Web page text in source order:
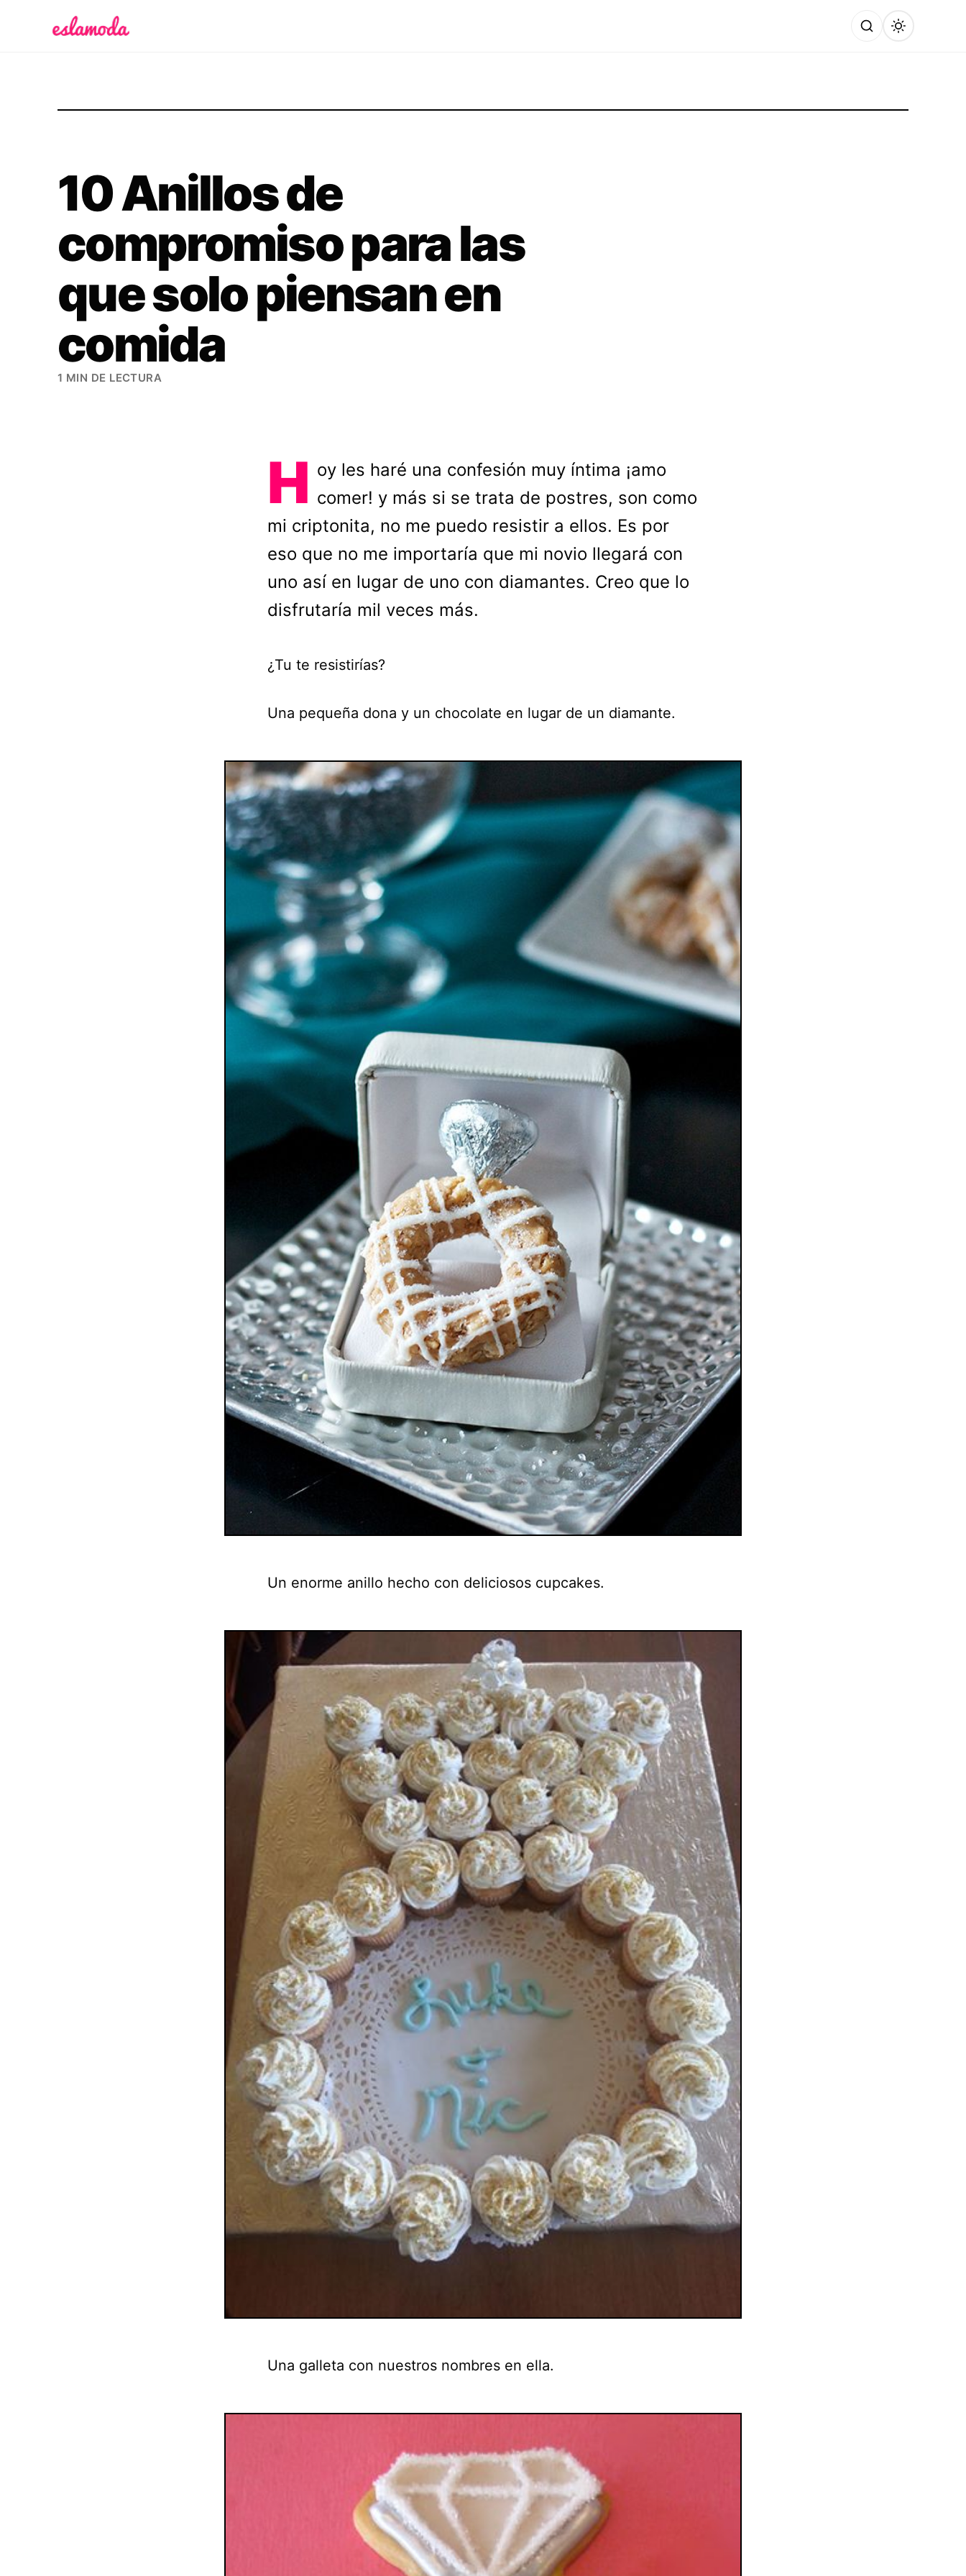
10 Anillos de
compromiso para las
que solo piensan en
comida
1 MIN DE LECTURA
H oy les haré una confesión muy íntima ¡amo
comer! y más si se trata de postres, son como
mi criptonita, no me puedo resistir a ellos. Es por
eso que no me importaría que mi novio llegará con
uno así en lugar de uno con diamantes. Creo que lo
disfrutaría mil veces más.
¿Tu te resistirías?
Una pequeña dona y un chocolate en lugar de un diamante.
Un enorme anillo hecho con deliciosos cupcakes.
Una galleta con nuestros nombres en ella.